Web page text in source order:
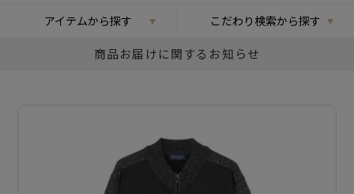
アイテムから探す こだわり検索から探す
商品お届けに関するお知らせ